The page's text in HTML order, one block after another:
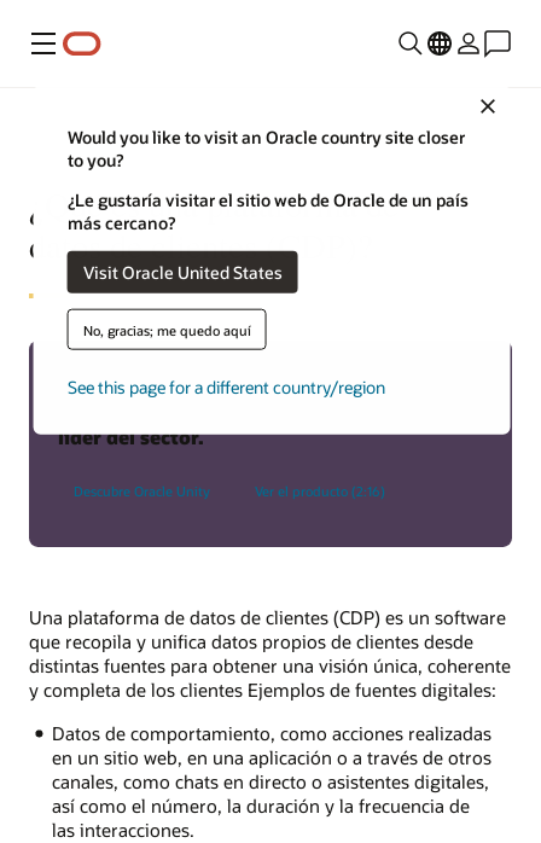
Menú
Would you like to visit an Oracle country site closer
to you?
¿Le gustaría visitar el sitio web de Oracle de un país
más cercano?
Visit Oracle United States
No, gracias; me quedo aquí
See this page for a different country/region
¿Qué es una plataforma de
datos de clientes (CDP)?
Obtén más información sobre la
líder del sector.
Descubre Oracle Unity Ver el producto (2:16)
Una plataforma de datos de clientes (CDP) es un software
que recopila y unifica datos propios de clientes desde
distintas fuentes para obtener una visión única, coherente
y completa de los clientes Ejemplos de fuentes digitales:
Datos de comportamiento, como acciones realizadas
en un sitio web, en una aplicación o a través de otros
canales, como chats en directo o asistentes digitales,
así como el número, la duración y la frecuencia de
las interacciones.